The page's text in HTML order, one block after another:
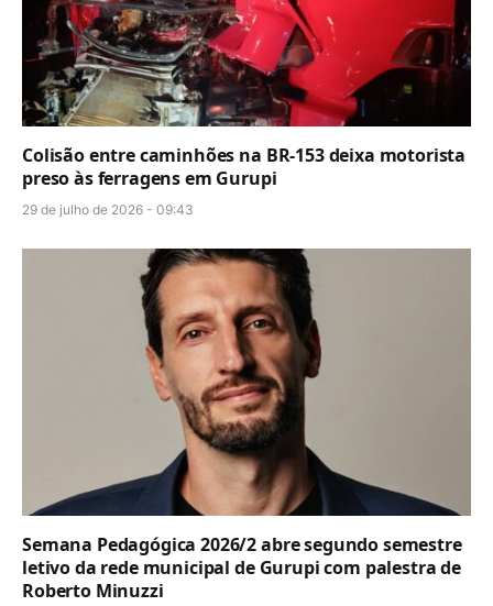
Colisão entre caminhões na BR-153 deixa motorista
preso às ferragens em Gurupi
29 de julho de 2026 - 09:43
Semana Pedagógica 2026/2 abre segundo semestre
letivo da rede municipal de Gurupi com palestra de
Roberto Minuzzi